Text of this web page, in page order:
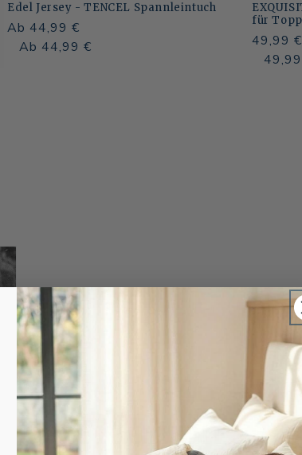
Edel Jersey - TENCEL Spannleintuch
Normaler
Preis
Ab 44,99 €
Normaler
Verkaufspreis
Ab 44,99 €
für
Normaler
Preis
49,99 €
Seit 1846 –
Tradition